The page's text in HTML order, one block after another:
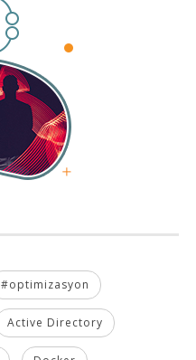
#optimizasyon
Active Directory